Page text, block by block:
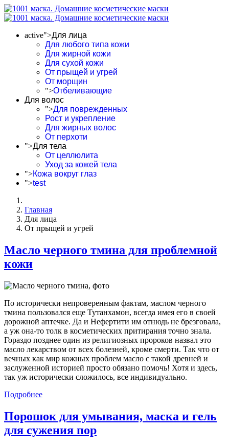
active">Для лица
Для любого типа кожи
Для жирной кожи
Для сухой кожи
От прыщей и угрей
От морщин
">Отбеливающие
Для волос
">Для поврежденных
Рост и укрепление
Для жирных волос
От перхоти
">Для тела
От целлюлита
Уход за кожей тела
">Кожа вокруг глаз
">test
Главная
Для лица
От прыщей и угрей
Масло черного тмина для проблемной
кожи
По исторически непроверенным фактам, маслом черного
тмина пользовался еще Тутанхамон, всегда имея его в своей
дорожной аптечке. Да и Нефертити им отнюдь не брезговала,
а уж она-то толк в косметических притирания точно знала.
Гораздо позднее один из религиозных пророков назвал это
масло лекарством от всех болезней, кроме смерти. Так что от
вечных как мир кожных проблем масло с такой древней и
заслуженной историей просто обязано помочь! Хотя и здесь,
так уж исторически сложилось, все индивидуально.
Подробнее
Порошок для умывания, маска и гель
для сужения пор